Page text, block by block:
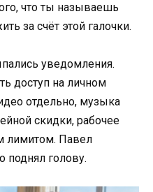
что ты называешь
за счёт этой галочки.
уведомления.
доступ на личном
отдельно, музыка
скидки, рабочее
лимитом. Павел
поднял голову.